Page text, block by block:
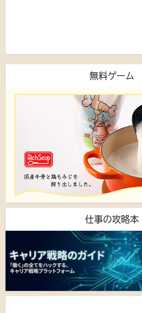
無料ゲーム
仕事の攻略本